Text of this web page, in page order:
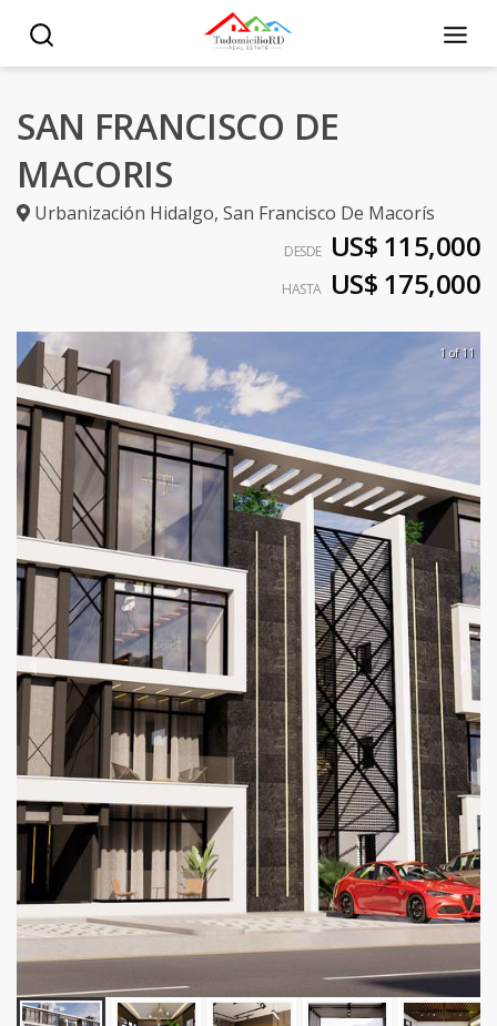
SAN FRANCISCO DE
MACORIS
Urbanización Hidalgo, San Francisco De Macorís
DESDE US$ 115,000
HASTA US$ 175,000
1 of 11